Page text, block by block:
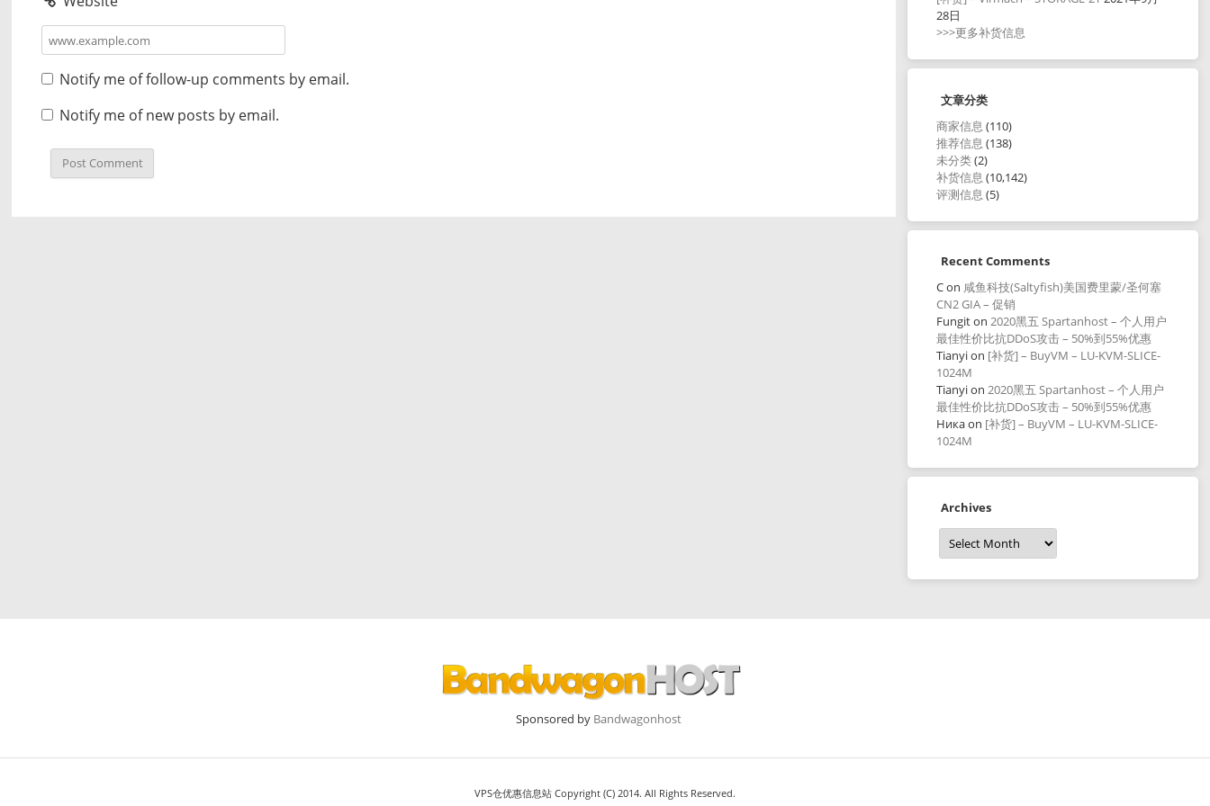
Notify me of follow-up comments by email.
Notify me of new posts by email.
28日
>>>更多补货信息
文章分类
商家信息 (110)
推荐信息 (138)
未分类(2)
补货信息 (10,142)
评测信息 (5)
Recent Comments
Con 咸鱼科技(Saltyfish)美国费里蒙/圣何塞
CN2 GIA – 促销
Fungiton2020黑五 Spartanhost – 个人用户
最佳性价比抗DDoS攻击 – 50%到55%优惠
Tianyion [补货] – BuyVM – LU-KVM-SLICE-
1024M
Tianyion2020黑五 Spartanhost – 个人用户
最佳性价比抗DDoS攻击 – 50%到55%优惠
Никаon [补货] – BuyVM – LU-KVM-SLICE-
1024M
Archives
Archives
Sponsored by Bandwagonhost
VPS仓优惠信息站 Copyright (C) 2014. All Rights Reserved.